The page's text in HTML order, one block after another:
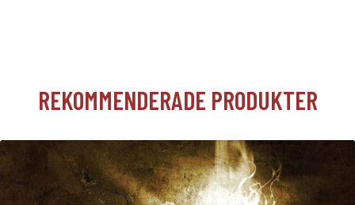
REKOMMENDERADE PRODUKTER